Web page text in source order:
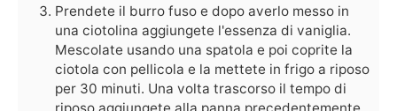
Prendete il burro fuso e dopo averlo messo in
una ciotolina aggiungete l'essenza di vaniglia.
Mescolate usando una spatola e poi coprite la
ciotola con pellicola e la mettete in frigo a riposo
per 30 minuti. Una volta trascorso il tempo di